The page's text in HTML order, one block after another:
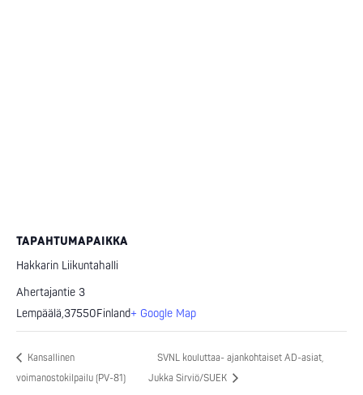
TAPAHTUMAPAIKKA
Hakkarin Liikuntahalli
Ahertajantie 3
Lempäälä,37550Finland+ Google Map
Kansallinen
voimanostokilpailu (PV-81)
SVNL kouluttaa- ajankohtaiset AD-asiat,
Jukka Sirviö/SUEK